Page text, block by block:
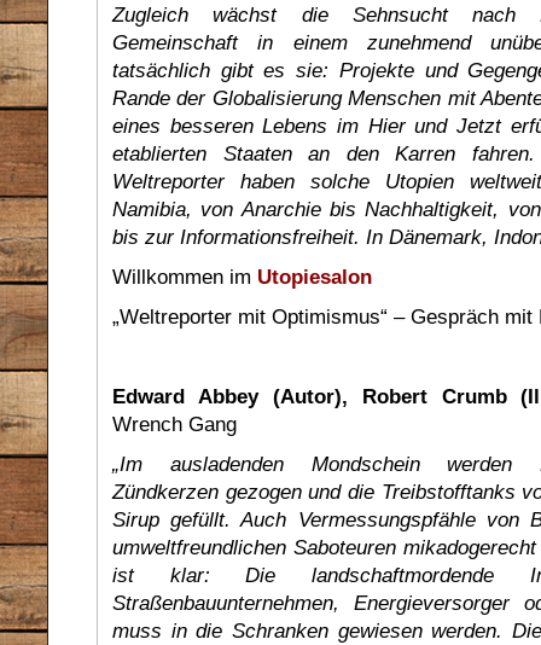
Zugleich wächst die Sehnsucht nach
Gemeinschaft in einem zunehmend
tatsächlich gibt es sie: Projekte und
Rande der Globalisierung Menschen mit
eines besseren Lebens im Hier und Jetzt
etablierten Staaten an den Karren
Weltreporter haben solche Utopien
Namibia, von Anarchie bis Nachhaltigkeit,
bis zur Informationsfreiheit. In Dänemark,
Willkommen im Utopiesalon
„Weltreporter mit Optimismus“ – Gespräch
Edward Abbey (Autor), Robert Crumb
Wrench Gang
„Im ausladenden Mondschein werden
Zündkerzen gezogen und die Treibstofftanks
Sirup gefüllt. Auch Vermessungspfähle von
umweltfreundlichen Saboteuren
ist klar: Die landschaftmordende
Straßenbauunternehmen, Energieversorger
muss in die Schranken gewiesen werden.